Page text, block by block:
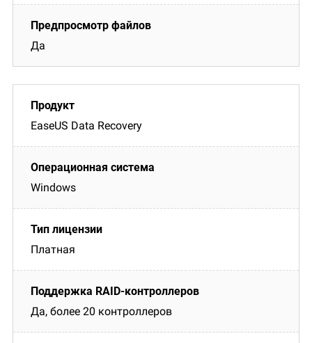
Да
EaseUS Data Recovery
Windows
Платная
Да, более 20 контроллеров